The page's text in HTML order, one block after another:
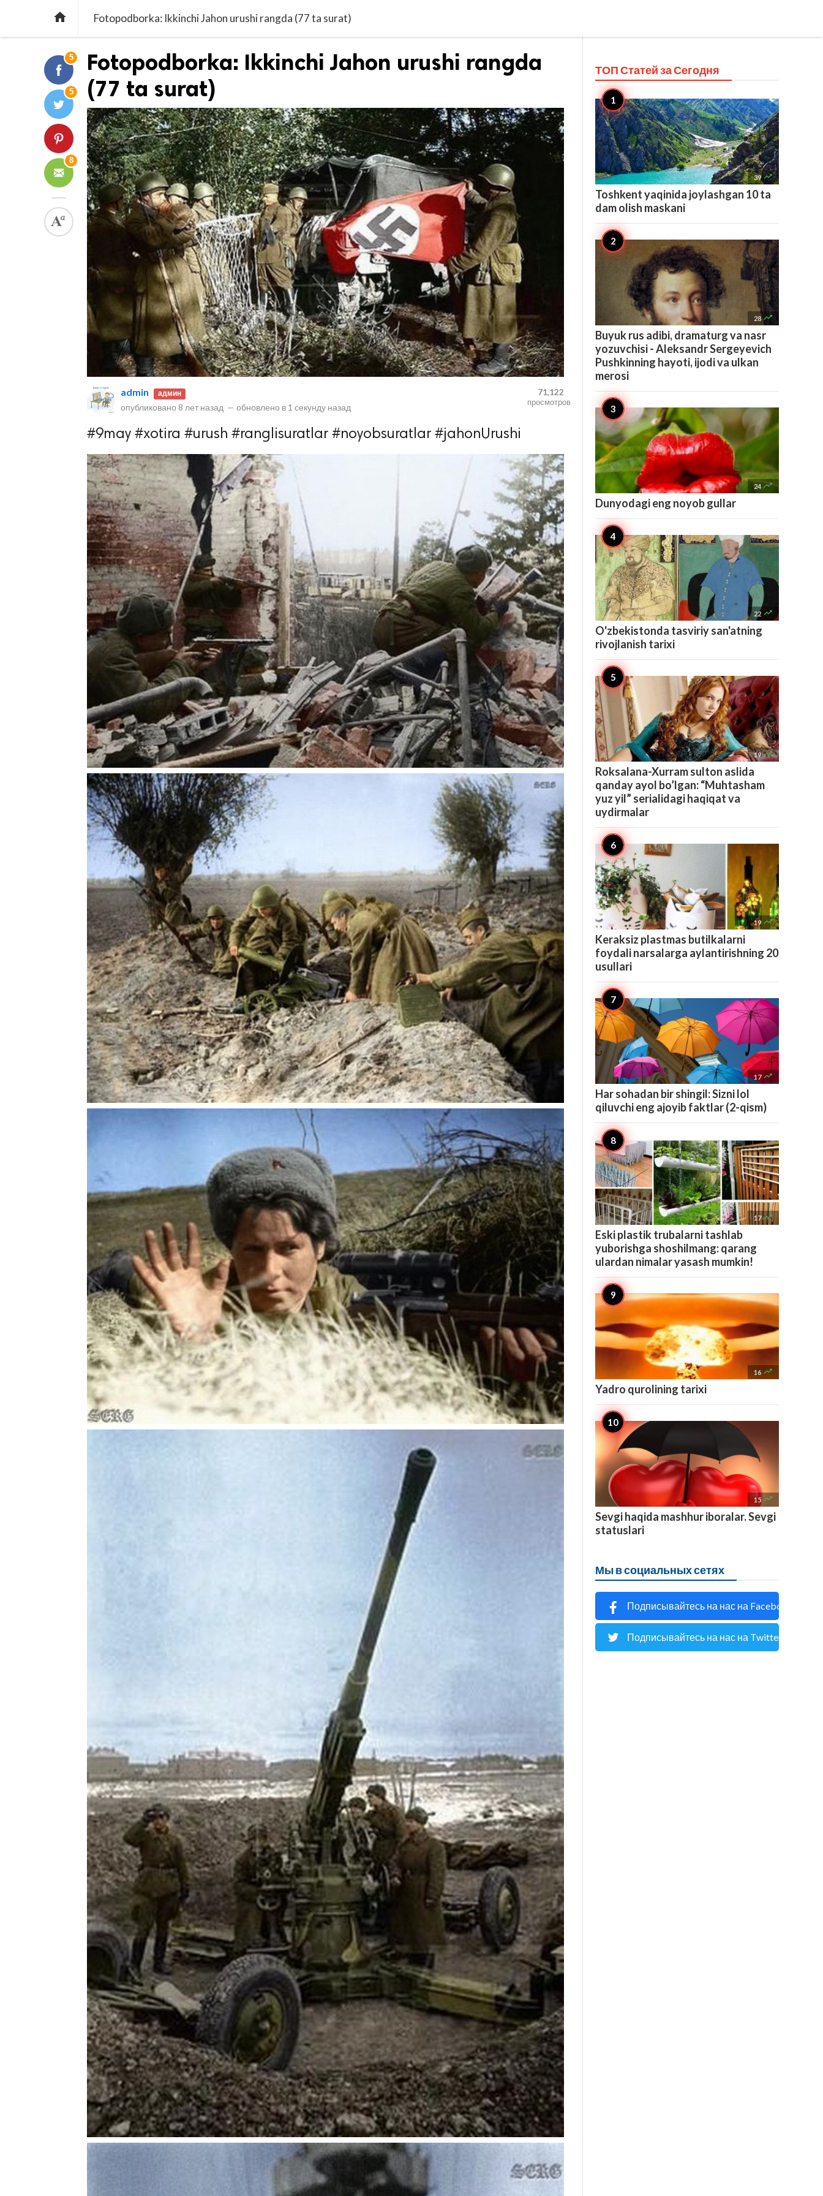
 Fotopodborka: Ikkinchi Jahon urushi rangda (77 ta surat)
5
5
8
Fotopodborka: Ikkinchi Jahon urushi rangda
(77 ta surat)
admin админ
опубликовано 8 лет назад — обновлено в 1 секунду назад
71,122
просмотров
#9may #xotira #urush #ranglisuratlar #noyobsuratlar #jahonUrushi
ТОП Статей заСегодня
39 
Toshkent yaqinida joylashgan 10 ta
dam olish maskani
28 
Buyuk rus adibi, dramaturg va nasr
yozuvchisi - Aleksandr Sergeyevich
Pushkinning hayoti, ijodi va ulkan
merosi
24 
Dunyodagi eng noyob gullar
22 
O'zbekistonda tasviriy san'atning
rivojlanish tarixi
19 
Roksalana-Xurram sulton aslida
qanday ayol bo’lgan: “Muhtasham
yuz yil” serialidagi haqiqat va
uydirmalar
19 
Keraksiz plastmas butilkalarni
foydali narsalarga aylantirishning 20
usullari
17 
Har sohadan bir shingil: Sizni lol
qiluvchi eng ajoyib faktlar (2-qism)
17 
Eski plastik trubalarni tashlab
yuborishga shoshilmang: qarang
ulardan nimalar yasash mumkin!
16 
Yadro qurolining tarixi
15 
Sevgi haqida mashhur iboralar. Sevgi
statuslari
Мы в социальных сетях
Подписывайтесь на нас на Facebook
Подписывайтесь на нас на Twitter